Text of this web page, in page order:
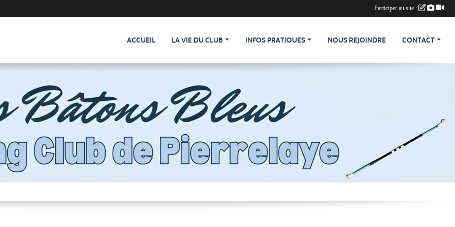
ACCUEIL LA VIE DU CLUB INFOS PRATIQUES NOUS REJOINDRE CONTACT
Participer au site :